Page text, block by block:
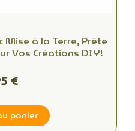
Mise à la Terre, Prête
Vos Créations DIY!
€
panier